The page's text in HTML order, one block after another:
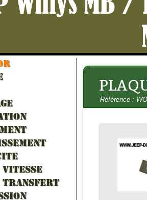
Référence :
HUILE PONT/BOITE 80W90
collection) 5litres - H80W90
Prix : 70.00€ HT